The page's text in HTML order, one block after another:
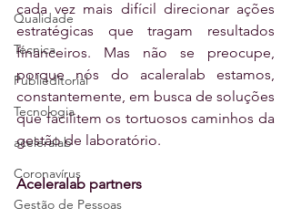
Qualidade
Técnica
Publieditorial
Tecnologia
aceleralab
Coronavírus
Gestão de Pessoas
cada vez mais difícil direcionar ações
estratégicas que tragam resultados
financeiros. Mas não se preocupe,
porque nós do acaleralab estamos,
constantemente, em busca de soluções
que facilitem os tortuosos caminhos da
gestão de laboratório.
Aceleralab partners